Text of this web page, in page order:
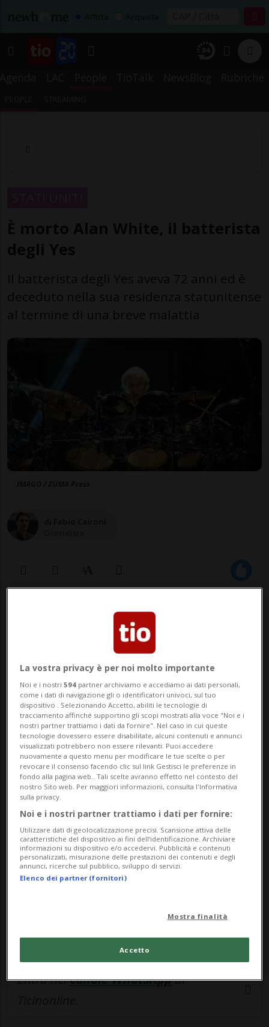
SEATTLE - Un altro decesso eccellente nel
mondo della musica, dopo quello di
Andrew Fletcher: Alan White, celebre
batterista rock britannico e membro degli
Yes, è morto ieri nella sua casa negli Stati
Uniti all'età di 72 anni. L'annunci...
🔐 Sblocca il nostro archivio
esclusivo!
Sottoscrivi un abbonamentoArchivioper
leggere questo articolo, oppure scegli
MyTioAboper accedere all'archivio e
navigare su sito e app senza pubblicità.
Entra nelcanale WhatsAppdi
La vostra privacy è per noi molto importante
Noi e i nostri594 partner archiviamo e accediamo ai dati personali,
come i dati di navigazione gli o identificatori univoci, sul tuo
dispositivo . Selezionando Accetto, abiliti le tecnologie di
tracciamento affinché supportino gli scopi mostrati alla voce "Noi e i
nostri partner trattiamo i dati da fornire". Nel caso in cui queste
tecnologie dovessero essere disabilitate, alcuni contenuti e annunci
visualizzati potrebbero non essere rilevanti. Puoi accedere
nuovamente a questo menu per modificare le tue scelte o per
revocare il consenso facendo clic sul link Gestisci le preferenze in
fondo alla pagina web.. Tali scelte avranno effetto nel contesto del
nostro Sito web. Per maggiori informazioni, consulta l'Informativa
sulla privacy.
Noi e i nostri partner trattiamo i dati per fornire:
Utilizzare dati di geolocalizzazione precisi. Scansione attiva delle
caratteristiche del dispositivo ai fini dell’identificazione. Archiviare
informazioni su dispositivo e/o accedervi. Pubblicità e contenuti
personalizzati, misurazione delle prestazioni dei contenuti e degli
annunci, ricerche sul pubblico, sviluppo di servizi.
Elenco dei partner (fornitori)
Mostra finalità
Accetto